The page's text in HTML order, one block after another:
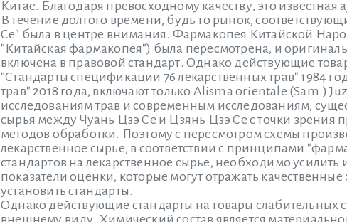
Китае. Благодаря превосходному качеству, это известная
В течение долгого времени, будь то рынок,
Се" была в центре внимания. Фармакопея Китайской
"Китайская фармакопея") была пересмотрена, и
включена в правовой стандарт. Однако действующие
"Стандарты спецификации 76 лекарственных трав" 1984
трав" 2018 года, включают только Alisma orientale (Sam.)
исследованиям трав и современным исследованиям,
сырья между Чуань Цзэ Се и Цзянь Цзэ Се с точки зрения
методов обработки. Поэтому с пересмотром схемы
лекарственное сырье, в соответствии с принципами
стандартов на лекарственное сырье, необходимо
показатели оценки, которые могут отражать
установить стандарты.
Однако действующие стандарты на товары слабительных
внешнему виду. Химический состав является